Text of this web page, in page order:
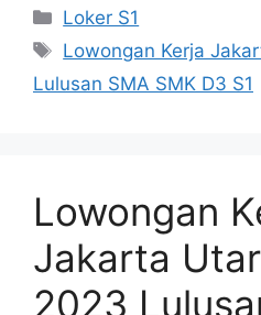
Kategori
Loker S1
Tag
Lowongan Kerja
Lulusan SMA SMK D3 S1
Lowongan
Jakarta
2023